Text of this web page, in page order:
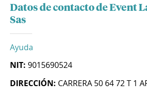
Datos de contacto de Event
Sas
Ayuda
NIT: 9015690524
DIRECCIÓN: CARRERA 50 64 72 T 1